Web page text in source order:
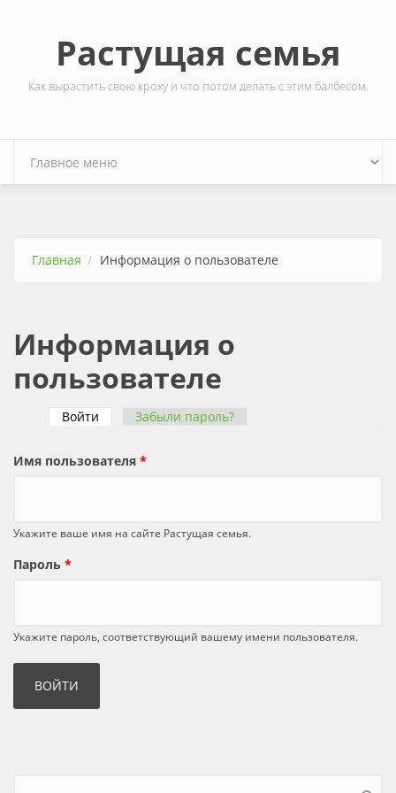
Растущая семья
Как вырастить свою кроху и что потом делать с этим балбесом.
Главная Информация о пользователе
Информация о
пользователе
Войти (активная вкладка)
Забыли пароль?
Имя пользователя *
Укажите ваше имя на сайте Растущая семья.
Пароль *
Укажите пароль, соответствующий вашему имени пользователя.